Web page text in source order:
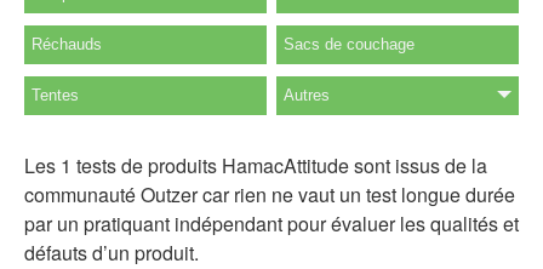
Réchauds Sacs de couchage
Tentes Autres
Les 1 tests de produits HamacAttitude sont issus de la
communauté Outzer car rien ne vaut un test longue durée
par un pratiquant indépendant pour évaluer les qualités et
défauts d’un produit.